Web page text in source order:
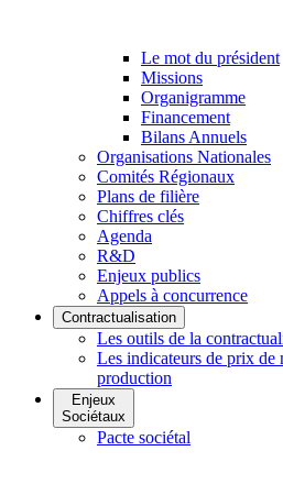
Le mot du président
Missions
Organigramme
Financement
Bilans Annuels
Organisations Nationales
Comités Régionaux
Plans de filière
Chiffres clés
Agenda
R&D
Enjeux publics
Appels à concurrence
Contractualisation
Les outils de la
Les indicateurs de prix de
production
Enjeux
Sociétaux
Pacte sociétal